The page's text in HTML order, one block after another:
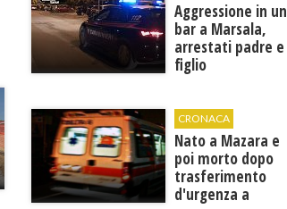
Aggressione in un
bar a Marsala,
arrestati padre e
figlio
CRONACA
Nato a Mazara e
poi morto dopo
trasferimento
d'urgenza a